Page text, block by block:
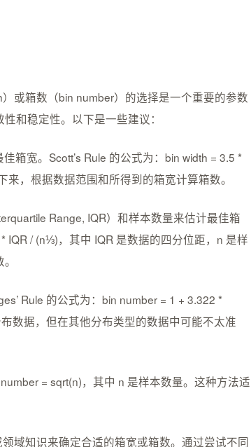
或箱数（bin number）的选择是一个重要的参数
和稳定性。以下是一些建议：
箱宽。Scott’s Rule 的公式为：bin width = 3.5 *
，根据数据范围和所得到的箱宽计算箱数。
Range, IQR）和样本数量来估计最佳箱
IQR / (n⅓)，其中 IQR 是数据的四分位距，n 是样
Rule 的公式为：bin number = 1 + 3.322 *
数据，但在其他分布类型的数据中可能不太准
= sqrt(n)，其中 n 是样本数量。这种方法适
域知识来确定合适的箱宽或箱数。通过尝试不同